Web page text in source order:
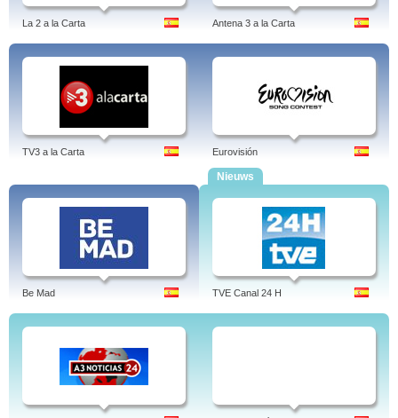
La 2 a la Carta Antena 3 a la Carta
TV3 a la Carta Eurovisión
Be Mad
Nieuws
TVE Canal 24 H